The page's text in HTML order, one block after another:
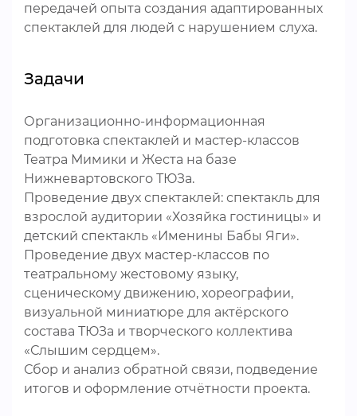
передачей опыта создания адаптированных
спектаклей для людей с нарушением слуха.
Задачи
Организационно-информационная
подготовка спектаклей и мастер-классов
Театра Мимики и Жеста на базе
Нижневартовского ТЮЗа.
Проведение двух спектаклей: спектакль для
взрослой аудитории «Хозяйка гостиницы» и
детский спектакль «Именины Бабы Яги».
Проведение двух мастер-классов по
театральному жестовому языку,
сценическому движению, хореографии,
визуальной миниатюре для актёрского
состава ТЮЗа и творческого коллектива
«Слышим сердцем».
Сбор и анализ обратной связи, подведение
итогов и оформление отчётности проекта.